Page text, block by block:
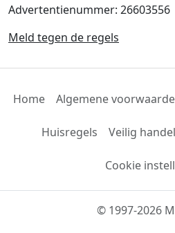
Advertentienummer: 26603556
Meld tegen de regels
Home Algemene
Huisregels Veilig
Cookie
© 1997-2026